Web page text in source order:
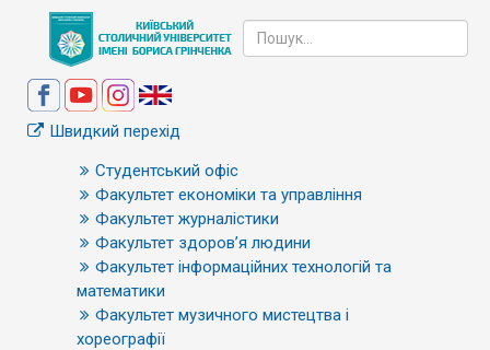
Швидкий перехід
Студентський офіс
Факультет економіки та управління
Факультет журналістики
Факультет здоров’я людини
Факультет інформаційних технологій та
математики
Факультет музичного мистецтва і
хореографії